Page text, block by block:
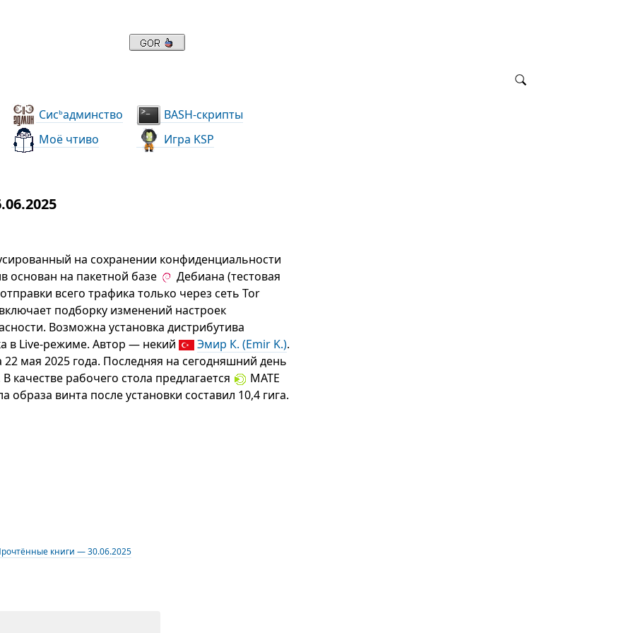
Сисьадминство
BASH-скрипты
Моё чтиво
Игра KSP
на сохранении конфиденциальности
основан на пакетной базе
Дебиана (тестовая
всего трафика только через сеть Tor
подборку изменений настроек
Возможна установка дистрибутива
в Live-режиме. Автор — некий
Эмир К. (Emir K.).
мая 2025 года. Последняя на сегодняшний день
качестве рабочего стола предлагается
MATE
образа винта после установки составил 10,4 гига.
книги — 30.06.2025